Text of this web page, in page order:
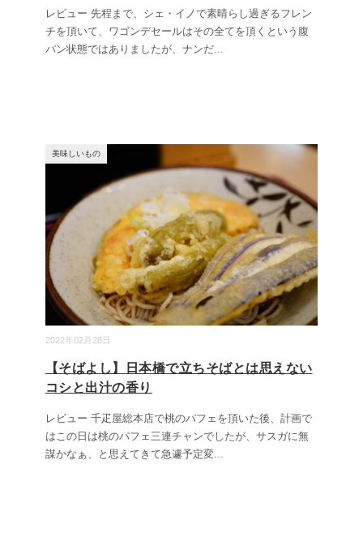
レビュー 先程まで、シェ・イノで素晴らし過ぎるフレン
チを頂いて、ワゴンデセールはその全てを頂くという腹
パン状態ではありましたが、ナンだ...
2022年02月28日
美味しいもの
【そばよし】日本橋で立ちそばとは思えない
コシと出汁の香り
レビュー 千疋屋総本店で桃のパフェを頂いた後、計画で
はこの日は桃のパフェ三連チャンでしたが、サスガに無
謀かなぁ、と思えてきて急遽予定変...